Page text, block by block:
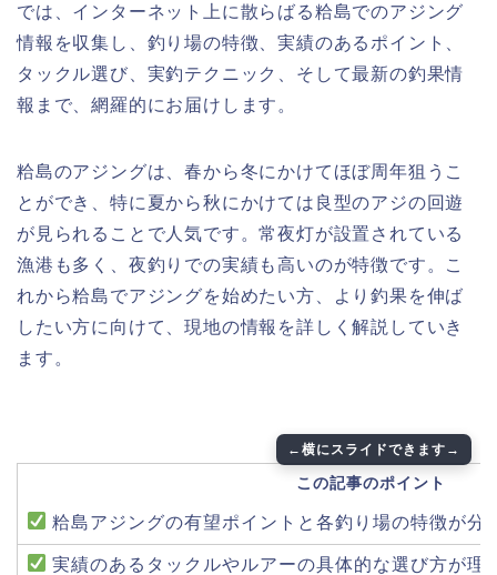
では、インターネット上に散らばる粭島でのアジング
情報を収集し、釣り場の特徴、実績のあるポイント、
タックル選び、実釣テクニック、そして最新の釣果情
報まで、網羅的にお届けします。
粭島のアジングは、春から冬にかけてほぼ周年狙うこ
とができ、特に夏から秋にかけては良型のアジの回遊
が見られることで人気です。常夜灯が設置されている
漁港も多く、夜釣りでの実績も高いのが特徴です。こ
れから粭島でアジングを始めたい方、より釣果を伸ば
したい方に向けて、現地の情報を詳しく解説していき
ます。
この記事のポイント
粭島アジングの有望ポイントと各釣り場の特徴が分
実績のあるタックルやルアーの具体的な選び方が理